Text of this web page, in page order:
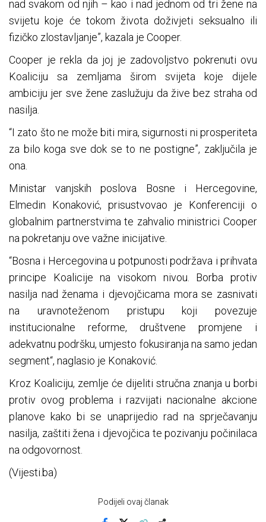
nad svakom od njih – kao i nad jednom od tri žene na
svijetu koje će tokom života doživjeti seksualno ili
fizičko zlostavljanje”, kazala je Cooper.
Cooper je rekla da joj je zadovoljstvo pokrenuti ovu
Koaliciju sa zemljama širom svijeta koje dijele
ambiciju jer sve žene zaslužuju da žive bez straha od
nasilja.
“I zato što ne može biti mira, sigurnosti ni prosperiteta
za bilo koga sve dok se to ne postigne”, zaključila je
ona.
Ministar vanjskih poslova Bosne i Hercegovine,
Elmedin Konaković, prisustvovao je Konferenciji o
globalnim partnerstvima te zahvalio ministrici Cooper
na pokretanju ove važne inicijative.
“Bosna i Hercegovina u potpunosti podržava i prihvata
principe Koalicije na visokom nivou. Borba protiv
nasilja nad ženama i djevojčicama mora se zasnivati
na uravnoteženom pristupu koji povezuje
institucionalne reforme, društvene promjene i
adekvatnu podršku, umjesto fokusiranja na samo jedan
segment“, naglasio je Konaković.
Kroz Koaliciju, zemlje će dijeliti stručna znanja u borbi
protiv ovog problema i razvijati nacionalne akcione
planove kako bi se unaprijedio rad na sprječavanju
nasilja, zaštiti žena i djevojčica te pozivanju počinilaca
na odgovornost.
(Vijesti.ba)
Podijeli ovaj članak